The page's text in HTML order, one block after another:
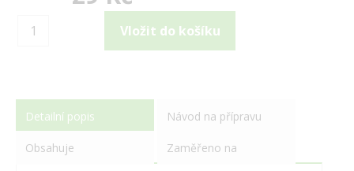
Detailní popis Návod na přípravu
Obsahuje Zaměřeno na